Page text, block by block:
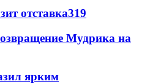
отставка319
Мудрика на
ярким